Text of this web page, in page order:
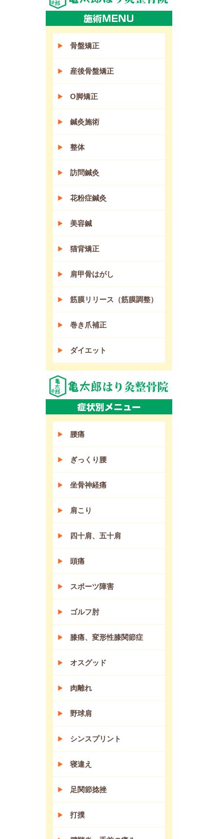
骨盤矯正
産後骨盤矯正
O脚矯正
鍼灸施術
整体
訪問鍼灸
花粉症鍼灸
美容鍼
猫背矯正
肩甲骨はがし
筋膜リリース（筋膜調整）
巻き爪補正
ダイエット
腰痛
ぎっくり腰
坐骨神経痛
肩こり
四十肩、五十肩
頭痛
スポーツ障害
ゴルフ肘
膝痛、変形性膝関節症
オスグッド
肉離れ
野球肩
シンスプリント
寝違え
足関節捻挫
打撲